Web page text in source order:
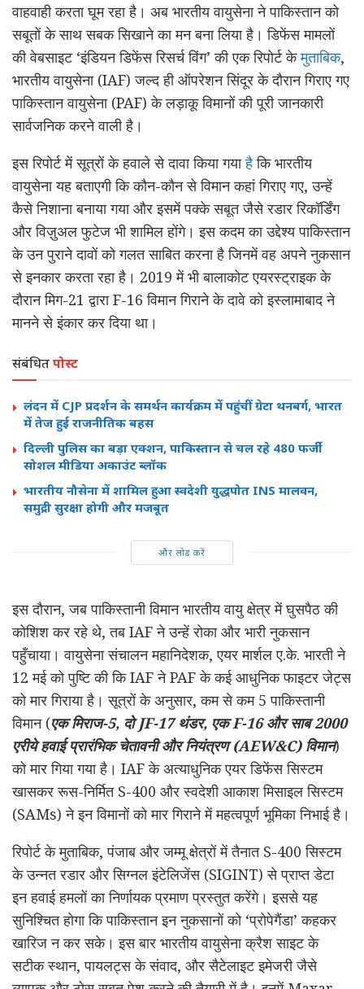
वाहवाही करता घूम रहा है। अब भारतीय वायुसेना ने पाकिस्तान को
सबूतों के साथ सबक सिखाने का मन बना लिया है। डिफेंस मामलों
की वेबसाइट ‘इंडियन डिफेंस रिसर्च विंग’ की एक रिपोर्ट केमुताबिक,
भारतीय वायुसेना (IAF) जल्द ही ऑपरेशन सिंदूर के दौरान गिराए गए
पाकिस्तान वायुसेना (PAF) के लड़ाकू विमानों की पूरी जानकारी
सार्वजनिक करने वाली है।
इस रिपोर्ट में सूत्रों के हवाले से दावा किया गयाहैकि भारतीय
वायुसेना यह बताएगी कि कौन-कौन से विमान कहां गिराए गए, उन्हें
कैसे निशाना बनाया गया और इसमें पक्के सबूत जैसे रडार रिकॉर्डिंग
और विज़ुअल फुटेज भी शामिल होंगे। इस कदम का उद्देश्य पाकिस्तान
के उन पुराने दावों को गलत साबित करना है जिनमें वह अपने नुकसान
से इनकार करता रहा है। 2019 में भी बालाकोट एयरस्ट्राइक के
दौरान मिग-21 द्वारा F-16 विमान गिराने के दावे को इस्लामाबाद ने
मानने से इंकार कर दिया था।
संबंधितपोस्ट
लंदन में CJP प्रदर्शन के समर्थन कार्यक्रम में पहुंचीं ग्रेटा थनबर्ग, भारत
में तेज हुई राजनीतिक बहस
दिल्ली पुलिस का बड़ा एक्शन, पाकिस्तान से चल रहे 480 फर्जी
सोशल मीडिया अकाउंट ब्लॉक
भारतीय नौसेना में शामिल हुआ स्वदेशी युद्धपोत INS मालवन,
समुद्री सुरक्षा होगी और मजबूत
और लोड करें
इस दौरान, जब पाकिस्तानी विमान भारतीय वायु क्षेत्र में घुसपैठ की
कोशिश कर रहे थे, तब IAF ने उन्हें रोका और भारी नुकसान
पहुँचाया। वायुसेना संचालन महानिदेशक, एयर मार्शल ए.के. भारती ने
12 मई को पुष्टि की कि IAF ने PAF के कई आधुनिक फाइटर जेट्स
को मार गिराया है। सूत्रों के अनुसार, कम से कम 5 पाकिस्तानी
विमान (एक मिराज-5, दो JF-17 थंडर, एक F-16 और साब 2000
एरीये हवाई प्रारंभिक चेतावनी और नियंत्रण (AEW&C) विमान)
को मार गिया गया है। IAF के अत्याधुनिक एयर डिफेंस सिस्टम
खासकर रूस-निर्मित S-400 और स्वदेशी आकाश मिसाइल सिस्टम
(SAMs) ने इन विमानों को मार गिराने में महत्वपूर्ण भूमिका निभाई है।
रिपोर्ट के मुताबिक, पंजाब और जम्मू क्षेत्रों में तैनात S-400 सिस्टम
के उन्नत रडार और सिग्नल इंटेलिजेंस (SIGINT) से प्राप्त डेटा
इन हवाई हमलों का निर्णायक प्रमाण प्रस्तुत करेंगे। इससे यह
सुनिश्चित होगा कि पाकिस्तान इन नुकसानों को ‘प्रोपेगैंडा’ कहकर
खारिज न कर सके। इस बार भारतीय वायुसेना क्रैश साइट के
सटीक स्थान, पायलट्स के संवाद, और सैटेलाइट इमेजरी जैसे